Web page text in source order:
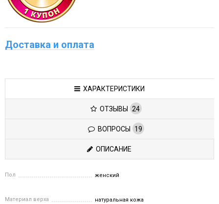
Доставка и оплата
ХАРАКТЕРИСТИКИ
ОТЗЫВЫ 24
ВОПРОСЫ 19
ОПИСАНИЕ
Пол женский
Материал верха натуральная кожа